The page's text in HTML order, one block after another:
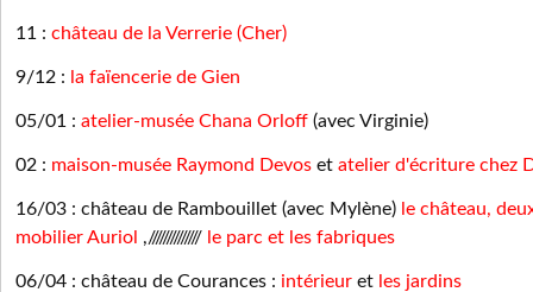
11 : château de la Verrerie (Cher)
9/12 : la faïencerie de Gien
05/01 : atelier-musée Chana Orloff (avec Virginie)
02 : maison-musée Raymond Devos et atelier d'écriture chez
16/03 : château de Rambouillet (avec Mylène) le château,
mobilier Auriol ,////////////// le parc et les fabriques
06/04 : château de Courances : intérieur et les jardins